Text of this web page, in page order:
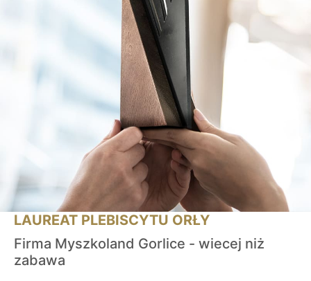
LAUREAT PLEBISCYTU ORŁY
Firma Myszkoland Gorlice - wiecej niż
zabawa